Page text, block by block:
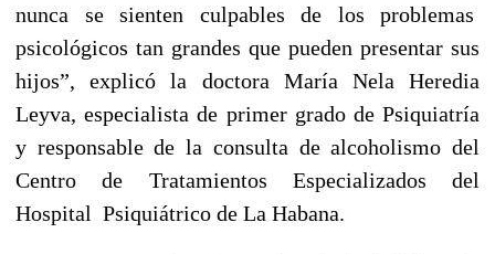
nunca se sienten culpables de los problemas
psicológicos tan grandes que pueden presentar sus
hijos”, explicó la doctora María Nela Heredia
Leyva, especialista de primer grado de Psiquiatría
y responsable de la consulta de alcoholismo del
Centro de Tratamientos Especializados del
Hospital Psiquiátrico de La Habana.